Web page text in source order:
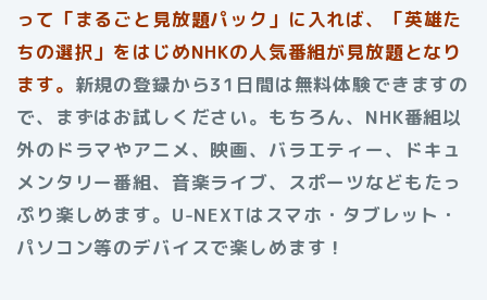
って「まるごと見放題パック」に入れば、「英雄た
ちの選択」をはじめNHKの人気番組が見放題となり
ます。 新規の登録から31日間は無料体験できますの
で、まずはお試しください。もちろん、NHK番組以
外のドラマやアニメ、映画、バラエティー、ドキュ
メンタリー番組、音楽ライブ、スポーツなどもたっ
ぷり楽しめます。U-NEXTはスマホ・タブレット・
パソコン等のデバイスで楽しめます ！